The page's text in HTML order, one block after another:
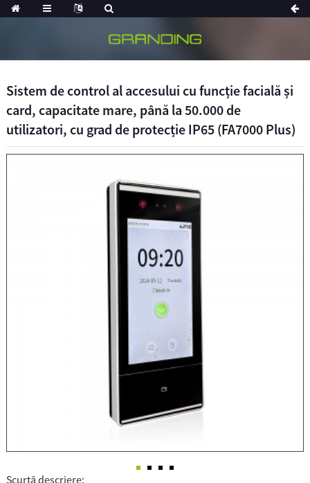
Sistem de control al accesului cu funcție facială și
card, capacitate mare, până la 50.000 de
utilizatori, cu grad de protecție IP65 (FA7000 Plus)
Scurtă descriere: